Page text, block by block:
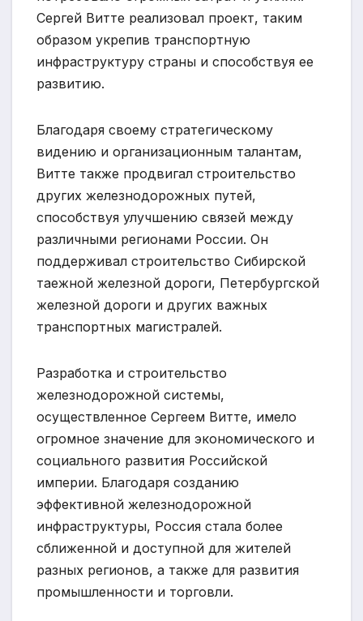
Сергей Витте реализовал проект, таким
образом укрепив транспортную
инфраструктуру страны и способствуя ее
развитию.
Благодаря своему стратегическому
видению и организационным талантам,
Витте также продвигал строительство
других железнодорожных путей,
способствуя улучшению связей между
различными регионами России. Он
поддерживал строительство Сибирской
таежной железной дороги, Петербургской
железной дороги и других важных
транспортных магистралей.
Разработка и строительство
железнодорожной системы,
осуществленное Сергеем Витте, имело
огромное значение для экономического и
социального развития Российской
империи. Благодаря созданию
эффективной железнодорожной
инфраструктуры, Россия стала более
сближенной и доступной для жителей
разных регионов, а также для развития
промышленности и торговли.